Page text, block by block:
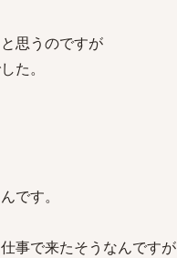
思うのですが
た。
です。
事で来たそうなんですが